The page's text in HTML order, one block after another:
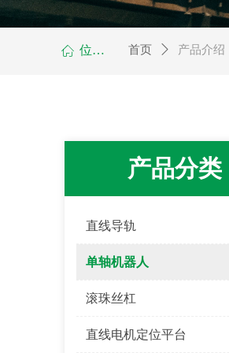
产品分类
直线导轨
单轴机器人
滚珠丝杠
直线电机定位平台
ꀇ 位置： 首页 ꄲ 产品介绍